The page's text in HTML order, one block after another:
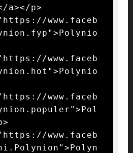
a></p>
www.faceb
www.faceb
www.faceb
www.faceb